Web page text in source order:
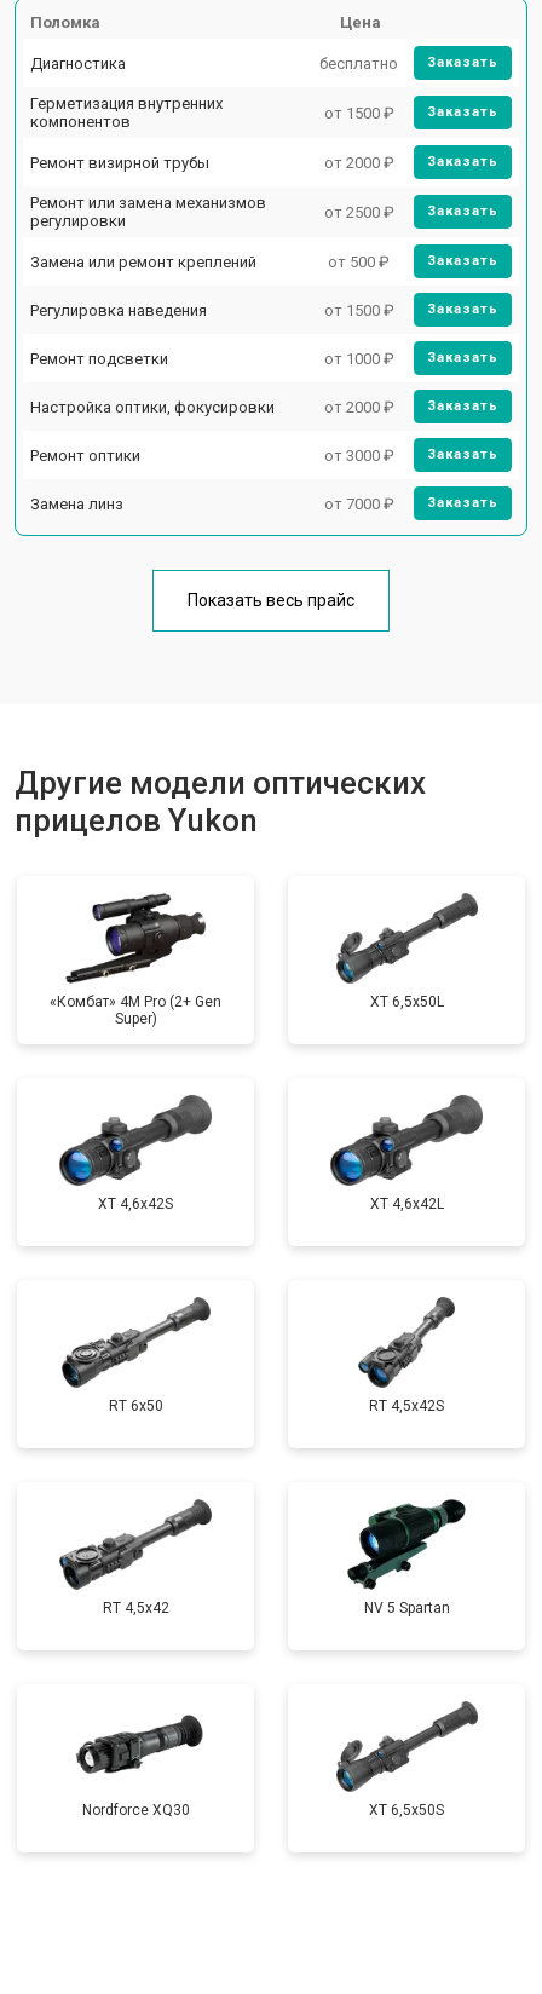
Поломка Цена
Диагностика бесплатно Заказать
Герметизация внутренних
компонентов
от 1500 ₽ Заказать
Ремонт визирной трубы от 2000 ₽ Заказать
Ремонт или замена механизмов
регулировки
от 2500 ₽ Заказать
Замена или ремонт креплений от 500 ₽ Заказать
Регулировка наведения от 1500 ₽ Заказать
Ремонт подсветки от 1000 ₽ Заказать
Настройка оптики, фокусировки от 2000 ₽ Заказать
Ремонт оптики от 3000 ₽ Заказать
Замена линз от 7000 ₽ Заказать
Показать весь прайс
Другие модели оптических
прицелов Yukon
«Комбат» 4M Pro (2+ Gen
Super)
XT 6,5x50L
XT 4,6x42S XT 4,6x42L
RT 6x50 RT 4,5х42S
RT 4,5х42 NV 5 Spartan
Nordforce XQ30 XT 6,5x50S